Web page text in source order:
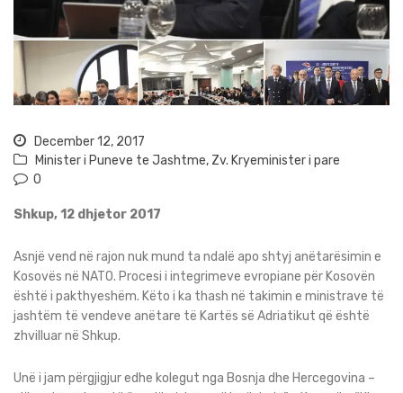
December 12, 2017
Minister i Puneve te Jashtme, Zv. Kryeminister i pare
0
Shkup, 12 dhjetor 2017
Asnjë vend në rajon nuk mund ta ndalë apo shtyj anëtarësimin e
Kosovës në NATO. Procesi i integrimeve evropiane për Kosovën
është i pakthyeshëm. Këto i ka thash në takimin e ministrave të
jashtëm të vendeve anëtare të Kartës së Adriatikut që është
zhvilluar në Shkup.
Unë i jam përgjigjur edhe kolegut nga Bosnja dhe Hercegovina –